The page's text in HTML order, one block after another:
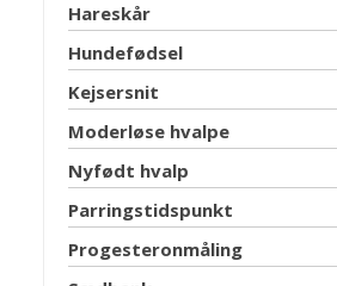
Hareskår
Hundefødsel
Kejsersnit
Moderløse hvalpe
Nyfødt hvalp
Parringstidspunkt
Progesteronmåling